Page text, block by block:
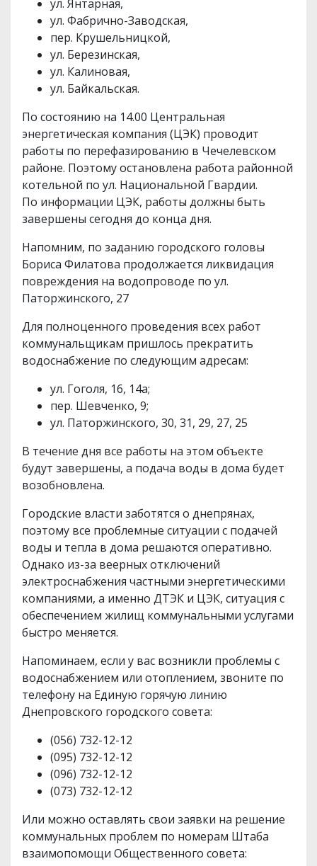
ул. Янтарная,
ул. Фабрично-Заводская,
пер. Крушельницкой,
ул. Березинская,
ул. Калиновая,
ул. Байкальская.
По состоянию на 14.00 Центральная
энергетическая компания (ЦЭК) проводит
работы по перефазированию в Чечелевском
районе. Поэтому остановлена работа районной
котельной по ул. Национальной Гвардии.
По информации ЦЭК, работы должны быть
завершены сегодня до конца дня.
Напомним, по заданию городского головы
Бориса Филатова продолжается ликвидация
повреждения на водопроводе по ул.
Паторжинского, 27
Для полноценного проведения всех работ
коммунальщикам пришлось прекратить
водоснабжение по следующим адресам:
ул. Гоголя, 16, 14а;
пер. Шевченко, 9;
ул. Паторжинского, 30, 31, 29, 27, 25
В течение дня все работы на этом объекте
будут завершены, а подача воды в дома будет
возобновлена.
Городские власти заботятся о днепрянах,
поэтому все проблемные ситуации с подачей
воды и тепла в дома решаются оперативно.
Однако из-за веерных отключений
электроснабжения частными энергетическими
компаниями, а именно ДТЭК и ЦЭК, ситуация с
обеспечением жилищ коммунальными услугами
быстро меняется.
Напоминаем, если у вас возникли проблемы с
водоснабжением или отоплением, звоните по
телефону на Единую горячую линию
Днепровского городского совета:
(056) 732-12-12
(095) 732-12-12
(096) 732-12-12
(073) 732-12-12
Или можно оставлять свои заявки на решение
коммунальных проблем по номерам Штаба
взаимопомощи Общественного совета: